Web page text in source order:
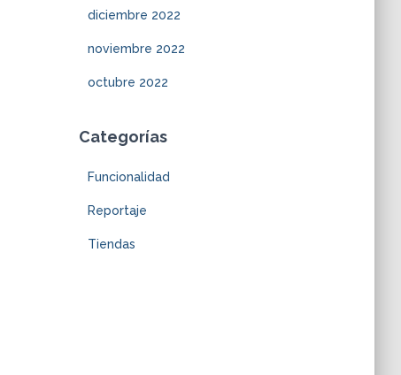
diciembre 2022
noviembre 2022
octubre 2022
Categorías
Funcionalidad
Reportaje
Tiendas